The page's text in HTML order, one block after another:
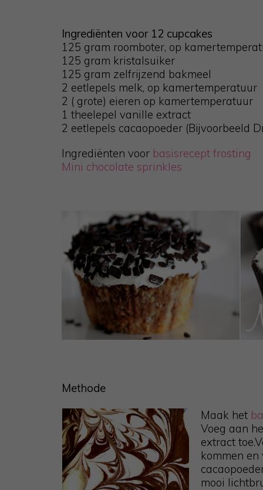
Ingrediënten voor 12 cupcakes
125 gram roomboter, op
125 gram kristalsuiker
125 gram zelfrijzend bakmeel
2 eetlepels melk, op kamertemperatuur
2 ( grote) eieren op kamertemperatuur
1 theelepel vanille extract
2 eetlepels cacaopoeder (Bijvoorbeeld
Ingrediënten voor basisrecept frosting
Mini chocolate sprinkles
Methode
Maak het
Voeg aan
extract
kommen
mooi